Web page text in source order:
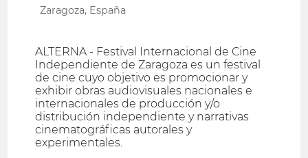
Zaragoza, España
ALTERNA - Festival Internacional de Cine
Independiente de Zaragoza es un festival
de cine cuyo objetivo es promocionar y
exhibir obras audiovisuales nacionales e
internacionales de producción y/o
distribución independiente y narrativas
cinematográficas autorales y
experimentales.